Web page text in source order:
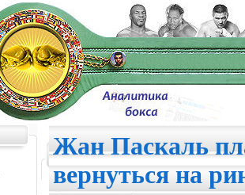
Жан Паскаль
вернуться на